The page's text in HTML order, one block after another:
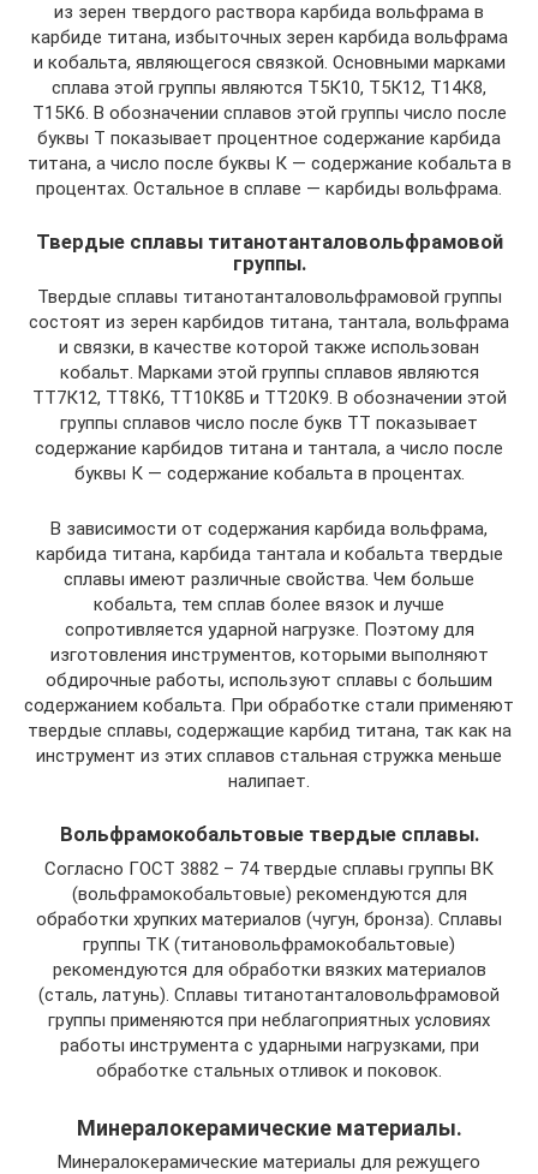
из зерен твердого раствора карбида вольфрама в
карбиде титана, избыточных зерен карбида вольфрама
и кобальта, являющегося связкой. Основными марками
сплава этой группы являются Т5К10, Т5К12, Т14К8,
Т15К6. В обозначении сплавов этой группы число после
буквы Т показывает процентное содержание карбида
титана, а число после буквы К — содержание кобальта в
процентах. Остальное в сплаве — карбиды вольфрама.
Твердые сплавы титанотанталовольфрамовой
группы.
Твердые сплавы титанотанталовольфрамовой группы
состоят из зерен карбидов титана, тантала, вольфрама
и связки, в качестве которой также использован
кобальт. Марками этой группы сплавов являются
ТТ7К12, ТТ8К6, ТТ10К8Б и ТТ20К9. В обозначении этой
группы сплавов число после букв ТТ показывает
содержание карбидов титана и тантала, а число после
буквы К — содержание кобальта в процентах.
В зависимости от содержания карбида вольфрама,
карбида титана, карбида тантала и кобальта твердые
сплавы имеют различные свойства. Чем больше
кобальта, тем сплав более вязок и лучше
сопротивляется ударной нагрузке. Поэтому для
изготовления инструментов, которыми выполняют
обдирочные работы, используют сплавы с большим
содержанием кобальта. При обработке стали применяют
твердые сплавы, содержащие карбид титана, так как на
инструмент из этих сплавов стальная стружка меньше
налипает.
Вольфрамокобальтовые твердые сплавы.
Согласно ГОСТ 3882 – 74 твердые сплавы группы ВК
(вольфрамокобальтовые) рекомендуются для
обработки хрупких материалов (чугун, бронза). Сплавы
группы ТК (титановольфрамокобальтовые)
рекомендуются для обработки вязких материалов
(сталь, латунь). Сплавы титанотанталовольфрамовой
группы применяются при неблагоприятных условиях
работы инструмента с ударными нагрузками, при
обработке стальных отливок и поковок.
Минералокерамические материалы.
Минералокерамические материалы для режущего